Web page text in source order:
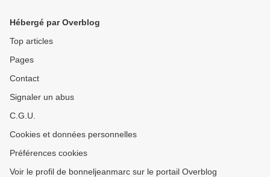
Hébergé par Overblog
Top articles
Pages
Contact
Signaler un abus
C.G.U.
Cookies et données personnelles
Préférences cookies
Voir le profil de bonneljeanmarc sur le portail Overblog